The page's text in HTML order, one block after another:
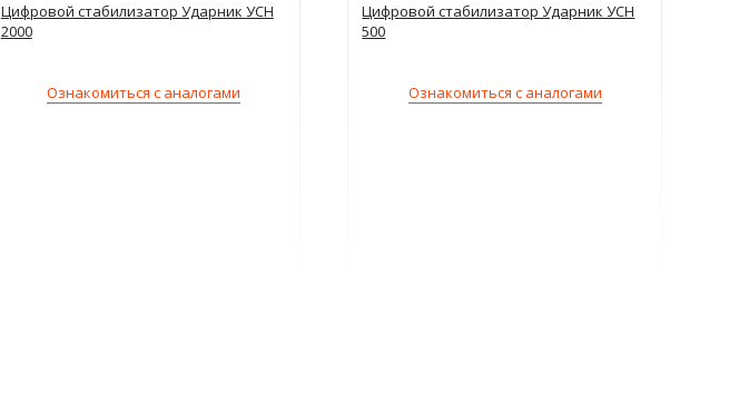
Цифровой стабилизатор Ударник УСН
2000
Ознакомиться с аналогами
Цифровой стабилизатор Ударник УСН
500
Ознакомиться с аналогами